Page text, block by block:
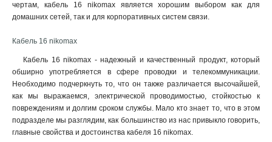
чертам, кабель 16 nikomax является хорошим выбором как для
домашних сетей, так и для корпоративных систем связи.
Кабель 16 nikomax
Кабель 16 nikomax - надежный и качественный продукт, который
обширно употребляется в сфере проводки и телекоммуникации.
Необходимо подчеркнуть то, что он также различается высочайшей,
как мы выражаемся, электрической проводимостью, стойкостью к
повреждениям и долгим сроком службы. Мало кто знает то, что в этом
подразделе мы разглядим, как большинство из нас привыкло говорить,
главные свойства и достоинства кабеля 16 nikomax.